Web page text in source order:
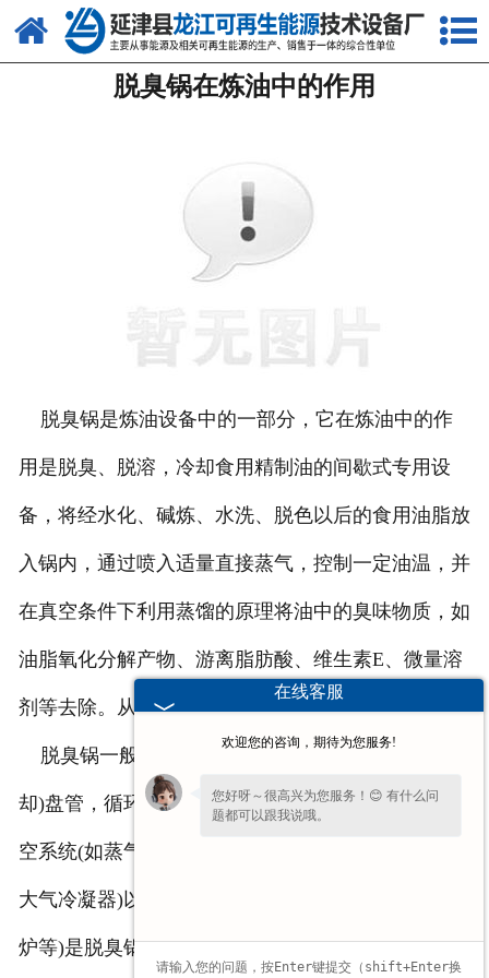
网站首页
关于我们
资质荣誉
联系我们
脱臭锅在炼油中的作用
脱臭锅是炼油设备中的一部分，它在炼油中的作
用是脱臭、脱溶，冷却食用精制油的间歇式专用设
备，将经水化、碱炼、水洗、脱色以后的食用油脂放
入锅内，通过喷入适量直接蒸气，控制一定油温，并
在真空条件下利用蒸馏的原理将油中的臭味物质，如
油脂氧化分解产物、游离脂肪酸、维生素E、微量溶
剂等去除。从而进一步提高油品质量。
脱臭锅一般由锅体，封头．直接喷气管、加热(冷
却)盘管，循环管以及管件和仪表等零部件组成。真
空系统(如蒸气喷射泵或机械真空泵、飞沫分离器，
大气冷凝器)以及高温介质循环系统(热油炉，高压锅
炉等)是脱臭锅的主要附属设备。
在线客服
欢迎您的咨询，期待为您服务!
您好呀～很高兴为您服务！😊 有什么问
题都可以跟我说哦。